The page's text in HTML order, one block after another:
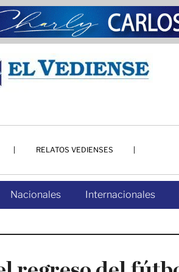
RELATOS VEDIENSES
Nacionales Internacionales